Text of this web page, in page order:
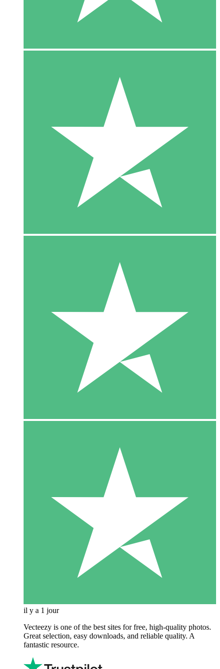
il y a 1 jour
Vecteezy is one of the best sites for free, high‑quality photos.
Great selection, easy downloads, and reliable quality. A
fantastic resource.